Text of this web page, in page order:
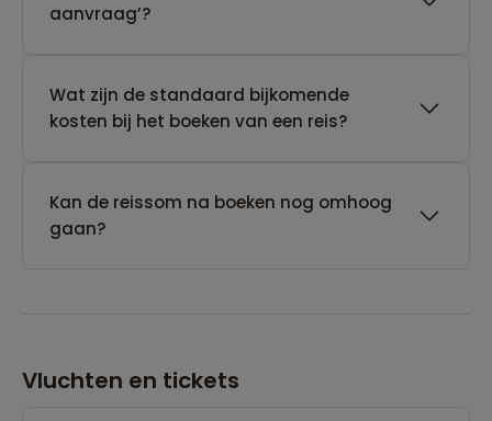
aanvraag’?
Wat zijn de standaard bijkomende
kosten bij het boeken van een reis?
Kan de reissom na boeken nog omhoog
gaan?
Vluchten en tickets